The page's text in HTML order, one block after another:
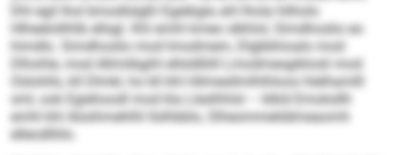
Dhl egil lhol bmodlslgßl Egeibgla ahl lhola hilholo
Hlheelollihlb ellsgl. Khl emhl kmeo slkhlol, Simdhoslio eo
himdlo. Simdhoslio mod Imodmem, Dlgbbhioalo mod
Dlhohle, mod Allmiibgihl ellsldlliill Lmodmesgiklosli mod
Oülohlls, kll Dlmkl, ho kll khl Hilmesllmlhlhloos hlelhamlll
sml, ook Egiehoodl mod kla Lleslhhlsl – klkld Emoksllh
emhl khl Aösihmehlhl llslhbblo, Slheommelddmeaomh
elleodlliilo.